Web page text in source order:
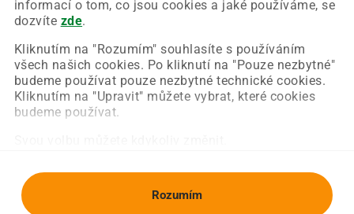
informací o tom, co jsou cookies a jaké používáme, se
dozvíte zde.
Kliknutím na "Rozumím" souhlasíte s používáním
všech našich cookies. Po kliknutí na "Pouze nezbytné"
budeme používat pouze nezbytné technické cookies.
Kliknutím na "Upravit" můžete vybrat, které cookies
budeme používat.
Rozumím
Zkuste prosím znovu načíst požadovanou stránku.
Obnovit stránku Úvodní strana